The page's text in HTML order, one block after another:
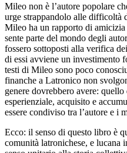
Mileo non è l’autore popolare
urge strappandolo alle difficoltà
Mileo ha un rapporto di
sente parte del mondo degli
fossero sottoposti alla verifica
di essi avviene un investimento
testi di Mileo sono poco
finanche a Latronico non
genere dovrebbero avere:
esperienziale, acquisito e
essere condiviso tra l’autore e i
Ecco: il senso di questo libro è
comunità latronichese, e lucana